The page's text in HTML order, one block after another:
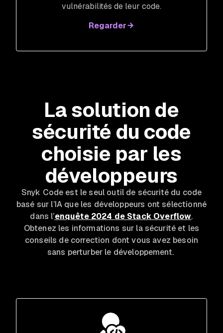
vulnérabilités de leur code.
Regarder
La solution de
sécurité du code
choisie par les
développeurs
Snyk Code est le seul outil de sécurité du code
basé sur l’IA que les développeurs ont sélectionné
dans l’enquête 2024 de Stack Overflow.
Obtenez les informations sur la sécurité et les
conseils de correction dont vous avez besoin
sans perturber le développement.